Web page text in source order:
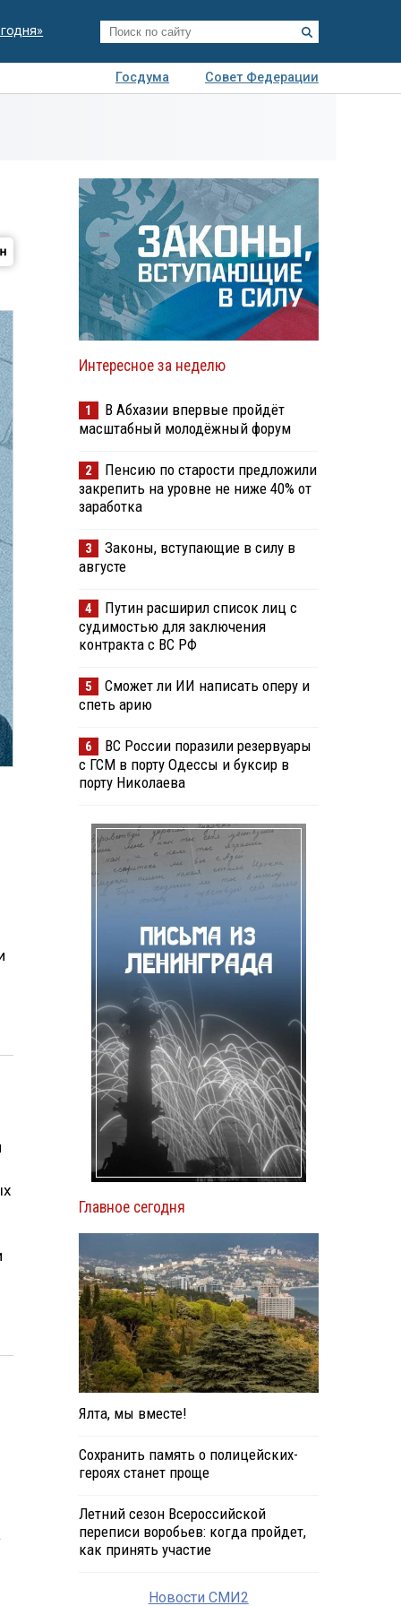
Госдума
Совет Федерации
Интересное за неделю
1
В Абхазии впервые пройдёт
масштабный молодёжный форум
2
Пенсию по старости предложили
закрепить на уровне не ниже 40% от
заработка
3
Законы, вступающие в силу в
августе
4
Путин расширил список лиц с
судимостью для заключения
контракта с ВС РФ
5
Сможет ли ИИ написать оперу и
спеть арию
6
ВС России поразили резервуары
с ГСМ в порту Одессы и буксир в
порту Николаева
Главное сегодня
Ялта, мы вместе!
Сохранить память о полицейских-
героях станет проще
Летний сезон Всероссийской
переписи воробьев: когда пройдет,
как принять участие
Новости СМИ2